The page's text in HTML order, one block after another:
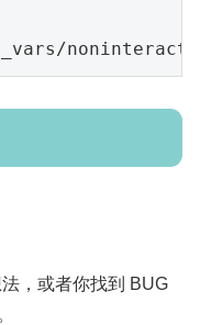
，或者你找到 BUG
。